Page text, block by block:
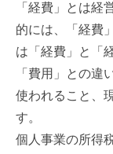
「経費」とは経
的には、「経費
は「経費」と「
「費用」との違
使われること、
す。
個人事業の所得